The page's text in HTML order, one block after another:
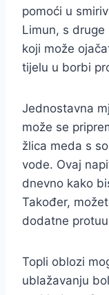
pomoći u
Limun, s
koji može
tijelu u borbi
Jednostavna
može se
žlica meda s
vode. Ovaj
dnevno kako
Također,
dodatne
Topli oblozi
ublažavanju